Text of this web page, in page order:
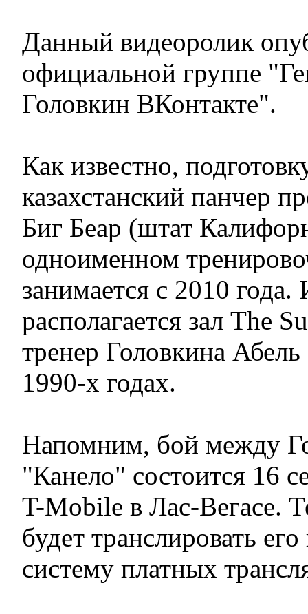
Данный видеоролик
официальной группе
Головкин ВКонтакте".
Как известно,
казахстанский панчер
Биг Беар (штат
одноименном
занимается с 2010
располагается зал The
тренер Головкина
1990-х годах.
Напомним, бой между
"Канело" состоится 16
T-Mobile в Лас-Вегасе.
будет транслировать
систему платных